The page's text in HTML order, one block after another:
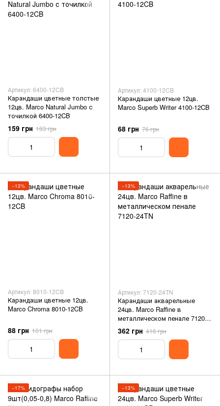
Артикул: 6400-12CB
Карандаши цветные толстые
12цв. Marco Natural Jumbo с
точилкой 6400-12CB
159 грн 183 грн
Артикул: 4100-12CB
Карандаши цветные 12цв.
Marco Superb Writer 4100-12CB
68 грн 76 грн
−13%
Артикул: 8010-12CB
Карандаши цветные 12цв.
Marco Chroma 8010-12CB
88 грн 101 грн
−13%
Артикул: 7120-24TN
Карандаши акварельные
24цв. Marco Raffine в
металлическом пенале 7120-
24TN
362 грн 416 грн
−17% −13%